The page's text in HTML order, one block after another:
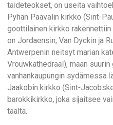
taideteokset, on useita
Pyhän Paavalin kirkko (Sint-
goottilainen kirkko
on Jordaensin, Van Dyckin ja
Antwerpenin neitsyt marian
Vrouwkathedraal), maan
vanhankaupungin sydämessä
Jaakobin kirkko (Sint-
barokkikirkko, joka sijaitsee
täältä.